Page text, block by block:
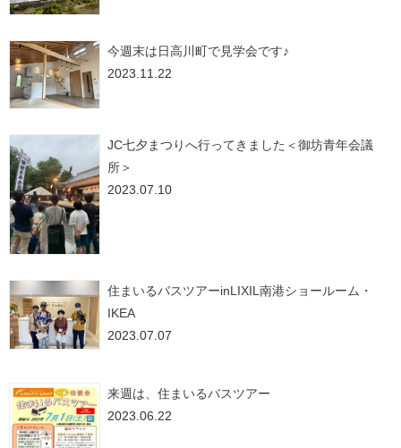
今週末は日高川町で見学会です♪
2023.11.22
JC七夕まつりへ行ってきました＜御坊青年会議
所＞
2023.07.10
住まいるバスツアーinLIXIL南港ショールーム・
IKEA
2023.07.07
来週は、住まいるバスツアー
2023.06.22